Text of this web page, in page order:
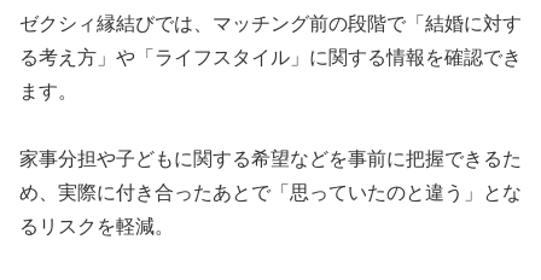
ゼクシィ縁結びでは、マッチング前の段階で「結婚に対す
る考え方」や「ライフスタイル」に関する情報を確認でき
ます。
家事分担や子どもに関する希望などを事前に把握できるた
め、実際に付き合ったあとで「思っていたのと違う」とな
るリスクを軽減。